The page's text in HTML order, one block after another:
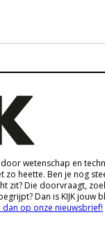
wetenschap en
zo heette. Ben je nog
zit? Die doorvraagt,
Dan is KIJK jouw
op onze nieuwsbrief!